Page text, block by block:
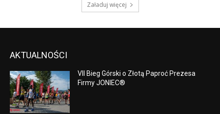
Załaduj więcej
AKTUALNOŚCI
VII Bieg Górski o Złotą Paproć Prezesa
Firmy JONIEC®